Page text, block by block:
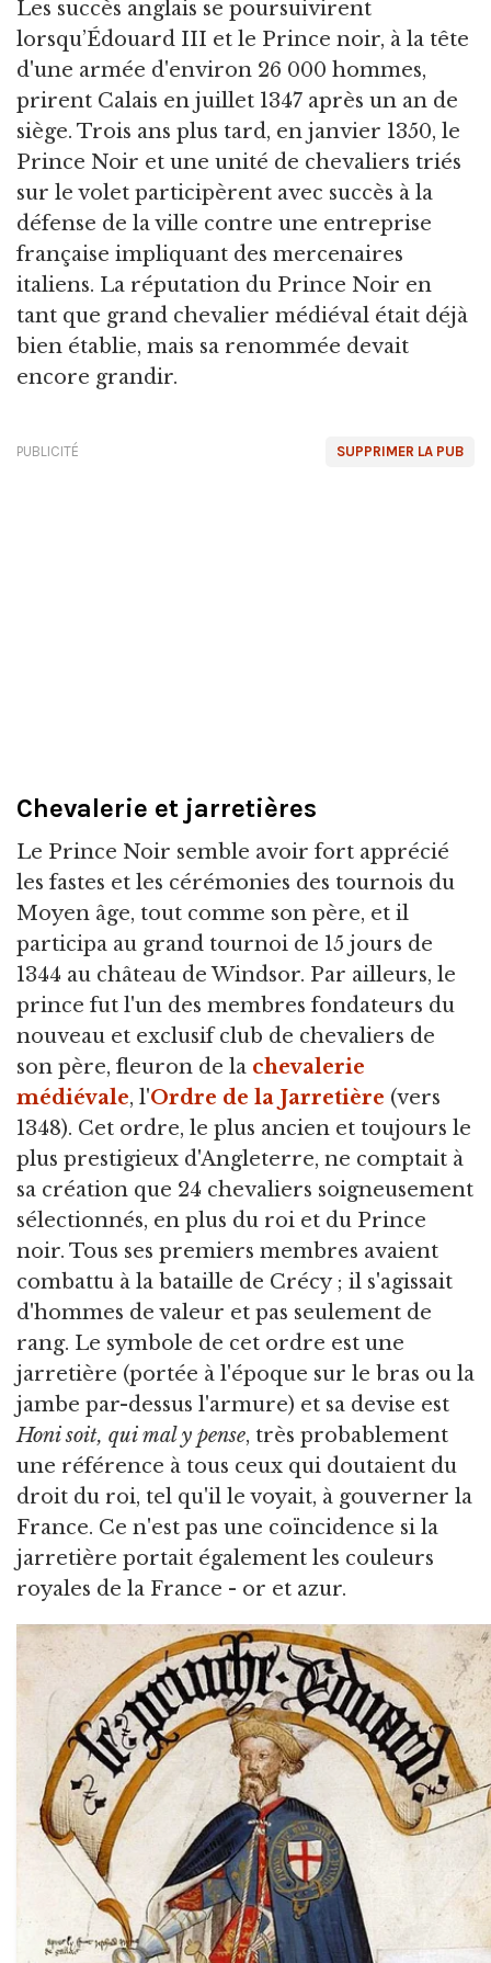
Les succès anglais se poursuivirent
lorsqu’Édouard III et le Prince noir, à la tête
d'une armée d'environ 26 000 hommes,
prirent Calais en juillet 1347 après un an de
siège. Trois ans plus tard, en janvier 1350, le
Prince Noir et une unité de chevaliers triés
sur le volet participèrent avec succès à la
défense de la ville contre une entreprise
française impliquant des mercenaires
italiens. La réputation du Prince Noir en
tant que grand chevalier médiéval était déjà
bien établie, mais sa renommée devait
encore grandir.
SUPPRIMER LA PUB
PUBLICITÉ
Chevalerie et jarretières
Le Prince Noir semble avoir fort apprécié
les fastes et les cérémonies des tournois du
Moyen âge, tout comme son père, et il
participa au grand tournoi de 15 jours de
1344 au château de Windsor. Par ailleurs, le
prince fut l'un des membres fondateurs du
nouveau et exclusif club de chevaliers de
son père, fleuron de la chevalerie
médiévale, l'Ordre de la Jarretière (vers
1348). Cet ordre, le plus ancien et toujours le
plus prestigieux d'Angleterre, ne comptait à
sa création que 24 chevaliers soigneusement
sélectionnés, en plus du roi et du Prince
noir. Tous ses premiers membres avaient
combattu à la bataille de Crécy ; il s'agissait
d'hommes de valeur et pas seulement de
rang. Le symbole de cet ordre est une
jarretière (portée à l'époque sur le bras ou la
jambe par-dessus l'armure) et sa devise est
Honi soit, qui mal y pense, très probablement
une référence à tous ceux qui doutaient du
droit du roi, tel qu'il le voyait, à gouverner la
France. Ce n'est pas une coïncidence si la
jarretière portait également les couleurs
royales de la France - or et azur.